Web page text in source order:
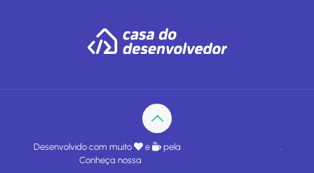
Desenvolvido com muito e pela
.
Conheça nossa